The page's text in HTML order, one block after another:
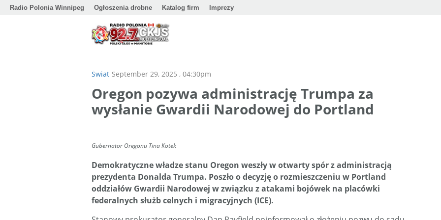
Radio Polonia Winnipeg Ogłoszenia drobne Katalog firm Imprezy
Świat September 29, 2025 , 04:30pm
Oregon pozywa administrację Trumpa za
wysłanie Gwardii Narodowej do Portland
Gubernator Oregonu Tina Kotek
Demokratyczne władze stanu Oregon weszły w otwarty spór z administracją
prezydenta Donalda Trumpa. Poszło o decyzję o rozmieszczeniu w Portland
oddziałów Gwardii Narodowej w związku z atakami bojówek na placówki
federalnych służb celnych i migracyjnych (ICE).